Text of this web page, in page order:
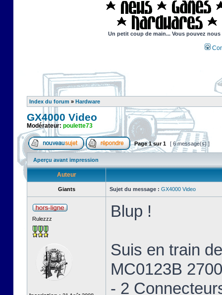
Un petit coup de main... Vous pouvez
Index du forum » Hardware
GX4000 Video
Modérateur: poulette73
Page1sur1 [ 6 message(s) ]
Aperçu avant impression
Auteur
Giants Sujet du message : GX4000 Video
Rulezzz Blup !
Suis en train
MC0123B
- 2